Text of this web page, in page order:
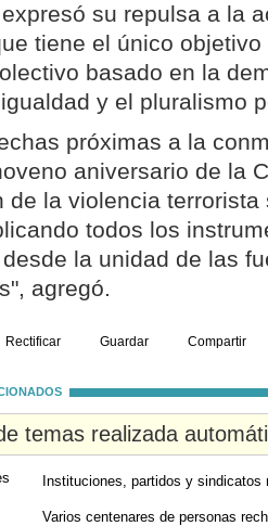
su repulsa a la
tiene el único
basado en la
y el pluralismo
próximas a la
aniversario de la
de la violencia terrorista
todos los
la unidad de las
agregó.
Rectificar Guardar Compartir
temas realizada
Instituciones, partidos y sindicatos
Varios centenares de personas